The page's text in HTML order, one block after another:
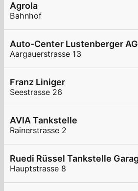
Agrola
Bahnhof
Auto-Center Lustenberger AG
Aargauerstrasse 13
Franz Liniger
Seestrasse 26
AVIA Tankstelle
Rainerstrasse 2
Hauptstrasse 8